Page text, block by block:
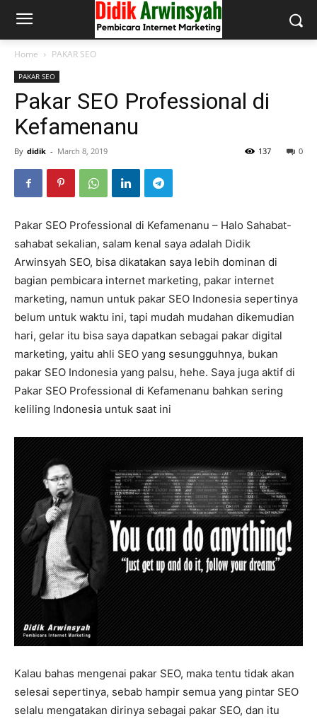
Home PAKAR SEO
PAKAR SEO
Pakar SEO Professional di
Kefamenanu
By didik - March 8, 2019 0
137
Pakar SEO Professional di Kefamenanu – Halo Sahabat-
sahabat sekalian, salam kenal saya adalah Didik
Arwinsyah SEO, bisa dikatakan saya lebih dominan di
bagian pembicara internet marketing, pakar internet
marketing, namun untuk pakar SEO Indonesia sepertinya
belum untuk waktu ini, tapi mudah mudahan dikemudian
hari, gelar itu bisa saya dapatkan sebagai pakar digital
marketing, yaitu ahli SEO yang sesungguhnya, bukan
pakar SEO Indonesia yang palsu, hehe. Saya juga aktif di
Pakar SEO Professional di Kefamenanu bahkan sering
keliling Indonesia untuk saat ini
Kalau bahas mengenai pakar SEO, maka tentu tidak akan
selesai sepertinya, sebab hampir semua yang pintar SEO
selalu mengatakan dirinya sebagai pakar SEO, dan itu